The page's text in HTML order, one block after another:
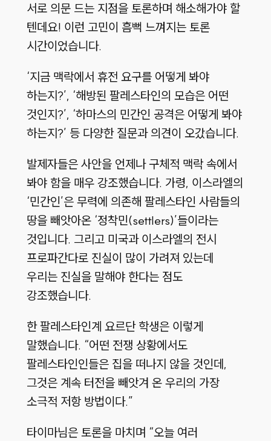
서로 의문 드는 지점을 토론하며 해소해가야 할
텐데요! 이런 고민이 흠뻑 느껴지는 토론
시간이었습니다.
‘지금 맥락에서 휴전 요구를 어떻게 봐야
하는지?’, ‘해방된 팔레스타인의 모습은 어떤
것인지?’, ‘하마스의 민간인 공격은 어떻게 봐야
하는지?’ 등 다양한 질문과 의견이 오갔습니다.
발제자들은 사안을 언제나 구체적 맥락 속에서
봐야 함을 매우 강조했습니다. 가령, 이스라엘의
‘민간인’은 무력에 의존해 팔레스타인 사람들의
땅을 빼앗아온 ‘정착민(settlers)’들이라는
것입니다. 그리고 미국과 이스라엘의 전시
프로파간다로 진실이 많이 가려져 있는데
우리는 진실을 말해야 한다는 점도
강조했습니다.
한 팔레스타인계 요르단 학생은 이렇게
말했습니다. “어떤 전쟁 상황에서도
팔레스타인인들은 집을 떠나지 않을 것인데,
그것은 계속 터전을 빼앗겨 온 우리의 가장
소극적 저항 방법이다.”
타이마님은 토론을 마치며 “오늘 여러